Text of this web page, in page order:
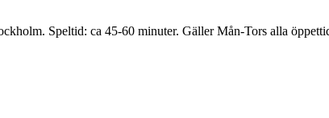
Speltid: ca 45-60 minuter. Gäller Mån-Tors alla